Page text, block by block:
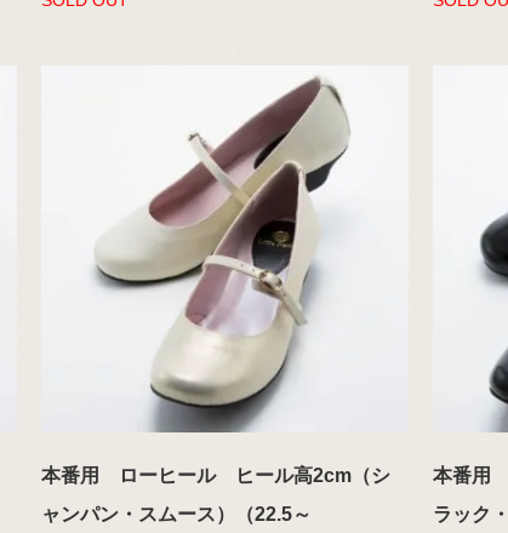
本番用 ローヒール ヒール高2cm（シ
ャンパン・スムース）（22.5～
本番用
ラック